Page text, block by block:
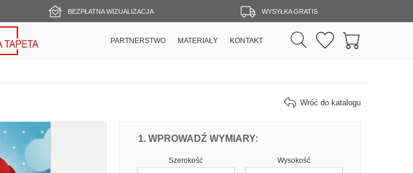
BEZPŁATNA WIZUALIZACJA WYSYŁKA GRATIS
PARTNERSTWO MATERIAŁY KONTAKT
Wróć do katalogu
DOPASUJ FOTOTAPETĘ BALONY I
1. WPROWADŹ WYMIARY:FOTOTAPETY BALONY I TĘCZA
Szerokość Wysokość